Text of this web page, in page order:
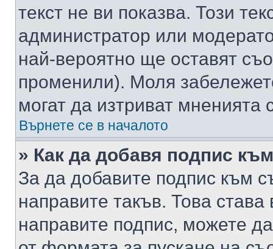
текст не ви показва. Този
администратор или
най-вероятно ще оставят
променили). Моля
могат да изтриват мненията
Върнете се в началото
» Как да добавя подпис
За да добавите подпис към
направите такъв. Това
направите подпис, можете